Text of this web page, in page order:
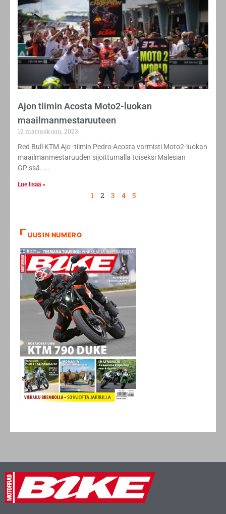
Ajon tiimin Acosta Moto2-luokan
maailmanmestaruuteen
12 marraskuun, 2023
Red Bull KTM Ajo -tiimin Pedro Acosta varmisti Moto2-luokan
maailmanmestaruuden sijoittumalla toiseksi Malesian
GP:ssä.
Lue lisää »
1 2 3 4 5
UUSIN NUMERO